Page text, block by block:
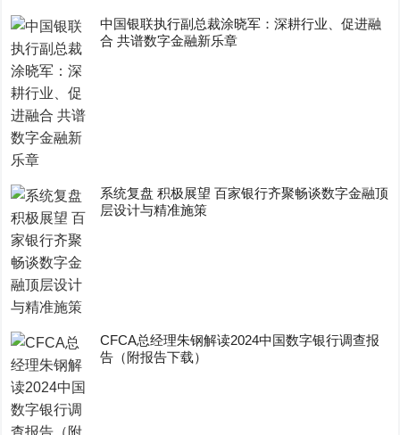
中国银联执行副总裁涂晓军：深耕行业、促进融
合 共谱数字金融新乐章
系统复盘 积极展望 百家银行齐聚畅谈数字金融顶
层设计与精准施策
CFCA总经理朱钢解读2024中国数字银行调查报
告（附报告下载）